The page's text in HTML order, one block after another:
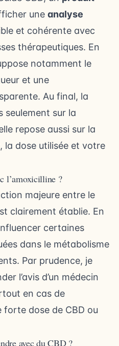
une analyse
et cohérente avec
thérapeutiques. En
notamment le
et une
Au final, la
seulement sur la
repose aussi sur la
la dose utilisée et votre
l’amoxicilline ?
majeure entre le
clairement établie. En
certaines
dans le métabolisme
Par prudence, je
l’avis d’un médecin
en cas de
dose de CBD ou
avec du CBD ?